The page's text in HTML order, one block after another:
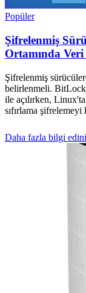
Popüler
Şifrelenmiş
Ortamında
Şifrelenmiş
belirlenmeli.
ile açılırken,
sıfırlama şifrelemeyi
Daha fazla bilgi